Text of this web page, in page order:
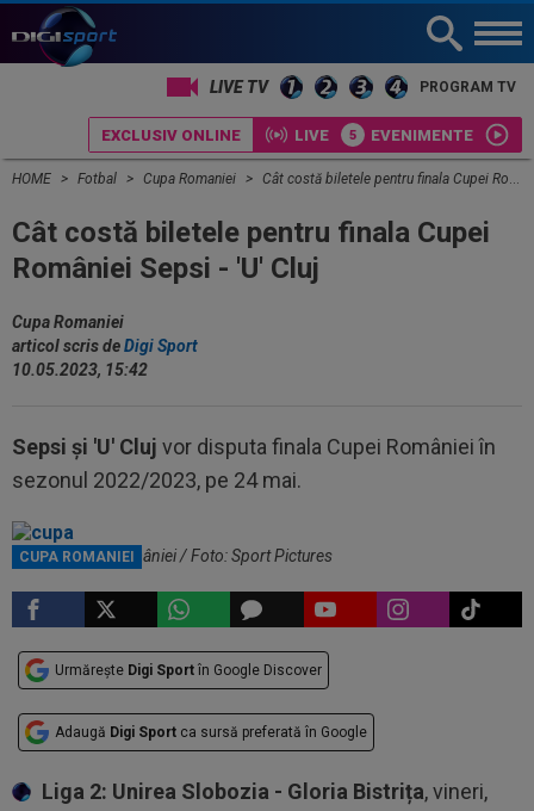
LIVE TV PROGRAM TV
EXCLUSIV ONLINE LIVE EVENIMENTE
HOME Fotbal Cupa Romaniei Cât costă biletele pentru finala Cupei României Sepsi - 'U' Cluj
Cât costă biletele pentru finala Cupei
României Sepsi - 'U' Cluj
Cupa Romaniei
articol scris deDigi Sport
10.05.2023, 15:42
Sepsi și 'U' Cluj vor disputa finala Cupei României în
sezonul 2022/2023, pe 24 mai.
CUPA ROMANIEI
Trofeul Cupei României / Foto: Sport Pictures
Urmărește Digi Sport în Google Discover
Adaugă Digi Sport ca sursă preferată în Google
Liga 2: Unirea Slobozia - Gloria Bistrița, vineri,